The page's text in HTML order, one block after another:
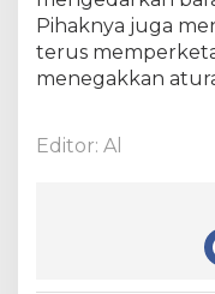
Pihaknya juga
terus
menegakkan
Editor: Al